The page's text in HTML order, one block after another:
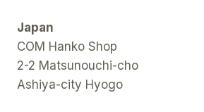
Japan
COM Hanko Shop
2-2 Matsunouchi-cho
Ashiya-city Hyogo